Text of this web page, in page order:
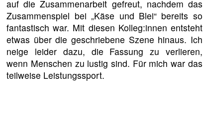
auf die Zusammenarbeit gefreut, nachdem das
Zusammenspiel bei „Käse und Blei“ bereits so
fantastisch war. Mit diesen Kolleg:innen entsteht
etwas über die geschriebene Szene hinaus. Ich
neige leider dazu, die Fassung zu verlieren,
wenn Menschen zu lustig sind. Für mich war das
teilweise Leistungssport.